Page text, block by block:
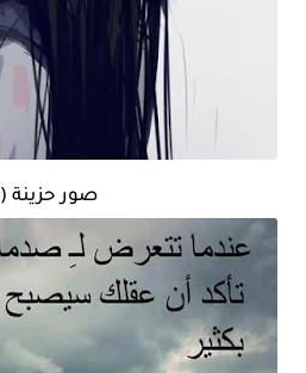
صور حزينة (9)